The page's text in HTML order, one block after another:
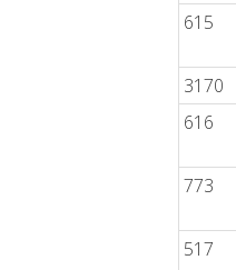
615
3170
616
773
517